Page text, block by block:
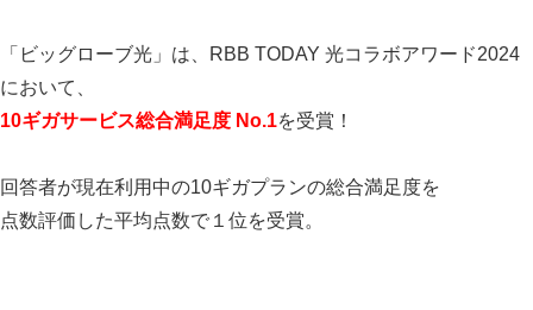
「ビッグローブ光」は、RBB TODAY 光コラボアワード2024
において、
10ギガサービス総合満足度 No.1を受賞！
回答者が現在利用中の10ギガプランの総合満足度を
点数評価した平均点数で１位を受賞。